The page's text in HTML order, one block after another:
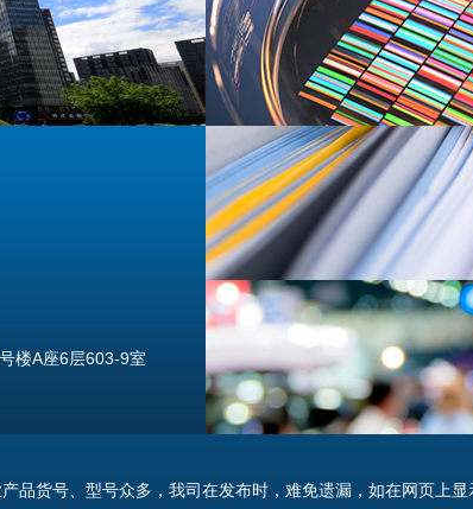
楼A座6层603-9室
品货号、型号众多，我司在发布时，难免遗漏，如在网页上